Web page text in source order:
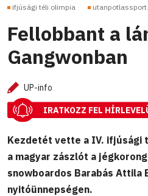
ifjúsági téli olimpia
Fellobbant a
Gangwonban
UP-info
IRATKOZZ FEL
Kezdetét vette a IV. ifjúsági
a magyar zászlót a
snowboardos Barabás Attila
nyitóünnepségen.